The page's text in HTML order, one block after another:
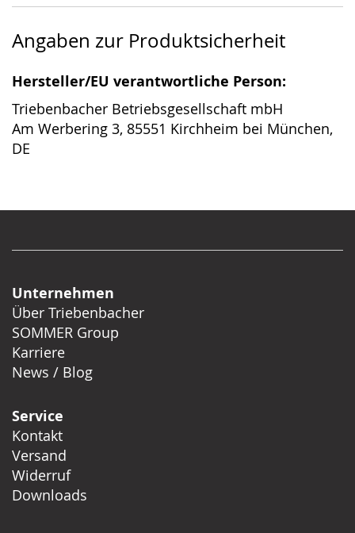
Angaben zur Produktsicherheit
Hersteller/EU verantwortliche Person:
Triebenbacher Betriebsgesellschaft mbH
Am Werbering 3, 85551 Kirchheim bei München,
DE
Unternehmen
Über Triebenbacher
SOMMER Group
Karriere
News / Blog
Service
Kontakt
Versand
Widerruf
Downloads